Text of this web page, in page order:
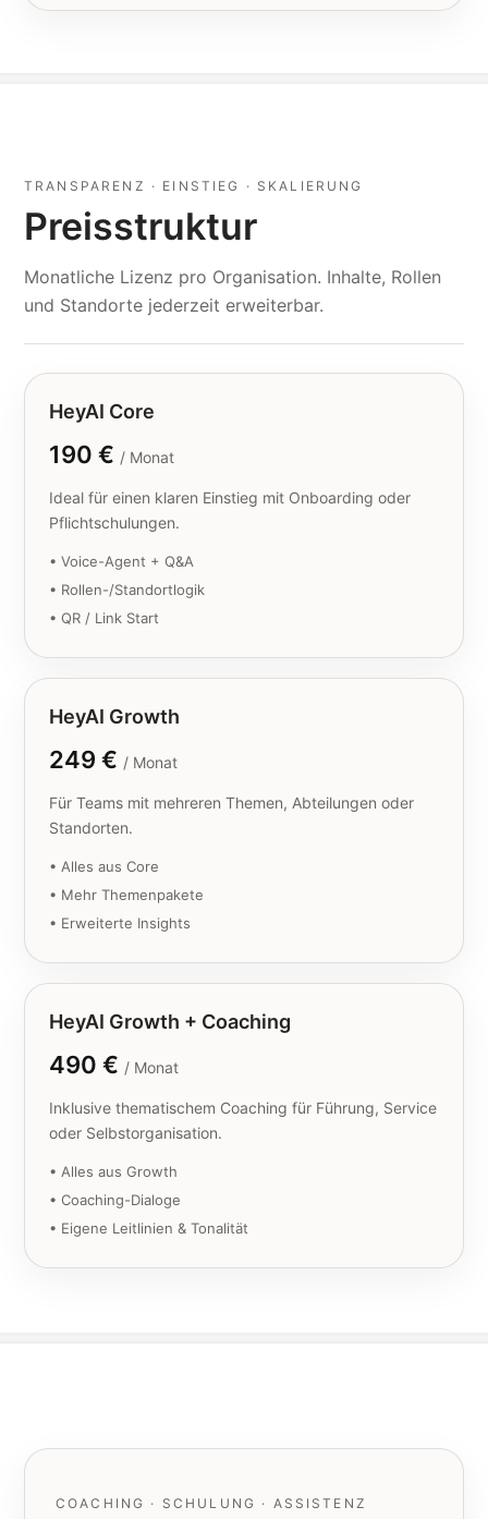
TRANSPARENZ · EINSTIEG · SKALIERUNG
Preisstruktur
Monatliche Lizenz pro Organisation. Inhalte, Rollen
und Standorte jederzeit erweiterbar.
HeyAI Core
190 € / Monat
Ideal für einen klaren Einstieg mit Onboarding oder
Pflichtschulungen.
• Voice-Agent + Q&A
• Rollen-/Standortlogik
• QR / Link Start
HeyAI Growth
249 € / Monat
Für Teams mit mehreren Themen, Abteilungen oder
Standorten.
• Alles aus Core
• Mehr Themenpakete
• Erweiterte Insights
HeyAI Growth + Coaching
490 € / Monat
Inklusive thematischem Coaching für Führung, Service
oder Selbstorganisation.
• Alles aus Growth
• Coaching-Dialoge
• Eigene Leitlinien & Tonalität
COACHING · SCHULUNG · ASSISTENZ